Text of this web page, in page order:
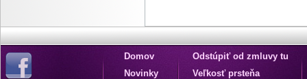
Domov
Novinky
Odstúpiť od zmluvy tu
Veľkosť prsteňa